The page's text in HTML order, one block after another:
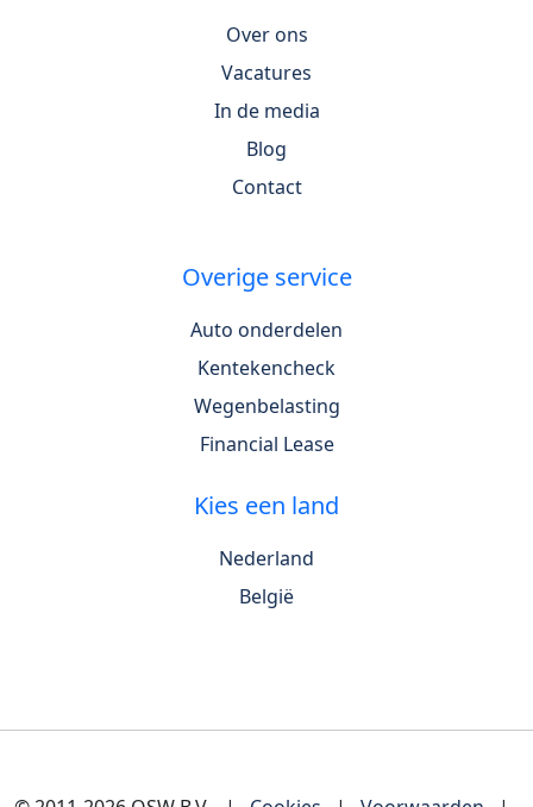
Over ons
Vacatures
In de media
Blog
Contact
Overige service
Auto onderdelen
Kentekencheck
Wegenbelasting
Financial Lease
Kies een land
Nederland
België